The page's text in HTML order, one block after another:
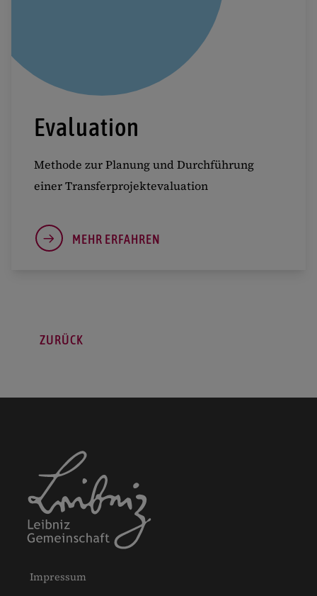
Evaluation
Methode zur Planung und Durchführung
einer Transferprojektevaluation
MEHR ERFAHREN
ZURÜCK
Impressum